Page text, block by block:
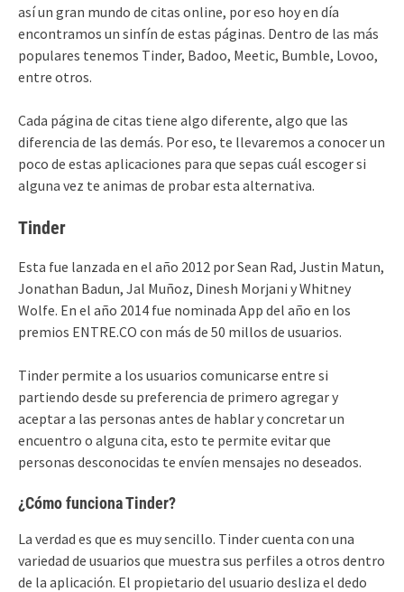
así un gran mundo de citas online, por eso hoy en día
encontramos un sinfín de estas páginas. Dentro de las más
populares tenemos Tinder, Badoo, Meetic, Bumble, Lovoo,
entre otros.
Cada página de citas tiene algo diferente, algo que las
diferencia de las demás. Por eso, te llevaremos a conocer un
poco de estas aplicaciones para que sepas cuál escoger si
alguna vez te animas de probar esta alternativa.
Tinder
Esta fue lanzada en el año 2012 por Sean Rad, Justin Matun,
Jonathan Badun, Jal Muñoz, Dinesh Morjani y Whitney
Wolfe. En el año 2014 fue nominada App del año en los
premios ENTRE.CO con más de 50 millos de usuarios.
Tinder permite a los usuarios comunicarse entre si
partiendo desde su preferencia de primero agregar y
aceptar a las personas antes de hablar y concretar un
encuentro o alguna cita, esto te permite evitar que
personas desconocidas te envíen mensajes no deseados.
¿Cómo funciona Tinder?
La verdad es que es muy sencillo. Tinder cuenta con una
variedad de usuarios que muestra sus perfiles a otros dentro
de la aplicación. El propietario del usuario desliza el dedo